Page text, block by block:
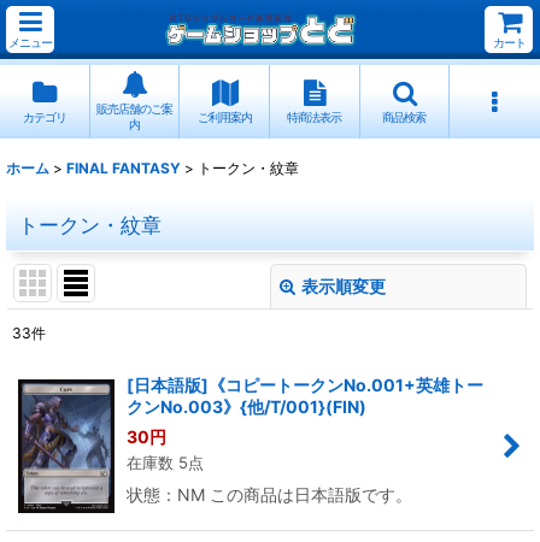
メニュー カート
カテゴリ
販売店舗のご案
内
ご利用案内 特商法表示 商品検索
ホーム > FINAL FANTASY > トークン・紋章
トークン・紋章
表示順変更
並び順:
絞り込む
33件
[日本語版]《コピートークンNo.001+英雄トー
クンNo.003》{他/T/001}(FIN)
30円
在庫数 5点
状態：NM この商品は日本語版です。